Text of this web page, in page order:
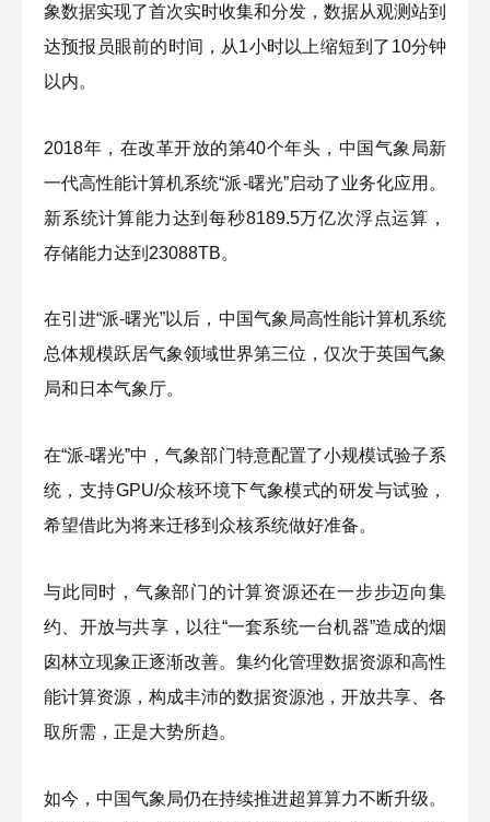
象数据实现了首次实时收集和分发，数据从观测站到
达预报员眼前的时间，从1小时以上缩短到了10分钟
以内。
2018年，在改革开放的第40个年头，中国气象局新
一代高性能计算机系统“派-曙光”启动了业务化应用。
新系统计算能力达到每秒8189.5万亿次浮点运算，
存储能力达到23088TB。
在引进“派-曙光”以后，中国气象局高性能计算机系统
总体规模跃居气象领域世界第三位，仅次于英国气象
局和日本气象厅。
在“派-曙光”中，气象部门特意配置了小规模试验子系
统，支持GPU/众核环境下气象模式的研发与试验，
希望借此为将来迁移到众核系统做好准备。
与此同时，气象部门的计算资源还在一步步迈向集
约、开放与共享，以往“一套系统一台机器”造成的烟
囱林立现象正逐渐改善。集约化管理数据资源和高性
能计算资源，构成丰沛的数据资源池，开放共享、各
取所需，正是大势所趋。
如今，中国气象局仍在持续推进超算算力不断升级。